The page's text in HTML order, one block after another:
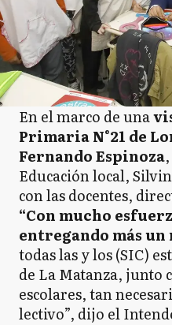
En el marco de una
Primaria N°21 de
Fernando Espinoza
Educación local,
con las docentes,
“Con mucho
entregando más
todas las y los (SIC)
de La Matanza, junto
escolares, tan
lectivo”, dijo el